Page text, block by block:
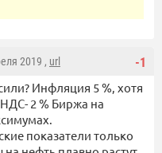
-1
2019 , url
Инфляция 5 %, хотя
2 % Биржа на
показатели только